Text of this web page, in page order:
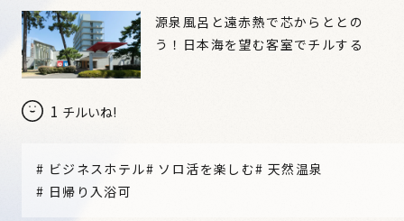
1 チルいね!
源泉風呂と遠赤熱で芯からととの
う！日本海を望む客室でチルする
# ビジネスホテル# ソロ活を楽しむ#天然温泉
# 日帰り入浴可